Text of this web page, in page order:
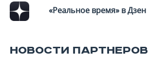
«Реальное время» в Дзен
НОВОСТИ ПАРТНЕРОВ